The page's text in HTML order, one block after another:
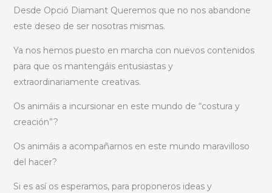
Desde Opció Diamant Queremos que no nos abandone
este deseo de ser nosotras mismas.
Ya nos hemos puesto en marcha con nuevos contenidos
para que os mantengáis entusiastas y
extraordinariamente creativas.
Os animáis a incursionar en este mundo de “costura y
creación”?
Os animáis a acompañarnos en este mundo maravilloso
del hacer?
Si es así os esperamos, para proponeros ideas y